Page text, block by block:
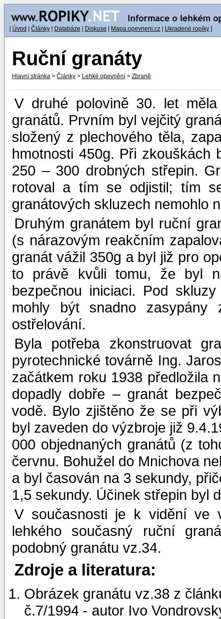
[ Úvod Články Databáze Diskuse Mapa.opevneni.cz Ukradené ropíky ]
Ruční granáty
Hlavní stránka > Články > Lehké opevnění > Zbraně
V druhé polovině 30. let
granátů. Prvním byl vejčitý
složený z plechového těla,
hmotnosti 450g. Při
250 – 300 drobných střepin.
rotoval a tím se odjistil; tím
granátových skluzech nemohlo
Druhým granátem byl ruční
(s nárazovým reakčním
granát vážil 350g a byl již pro
to právě kvůli tomu, že byl
bezpečnou iniciaci. Pod
mohly být snadno zasypány
ostřelování.
Byla potřeba zkonstruovat
pyrotechnické továrně Ing.
začátkem roku 1938 předložila
dopadly dobře – granát
vodě. Bylo zjištěno že se při
byl zaveden do výzbroje již
000 objednaných granátů (z
červnu. Bohužel do Mnichova
a byl časován na 3 sekundy,
1,5 sekundy. Účinek střepin byl
V současnosti je k vidění ve
lehkého současný ruční
podobný granátu vz.34.
Zdroje a literatura:
Obrázek granátu vz.38 z
č.7/1994 - autor Ivo